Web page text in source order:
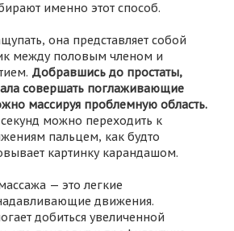
именно этот способ.
она представляет собой
между половым членом и
Добравшись до простаты,
совершать поглаживающие
массируя проблемную область.
секунд можно переходить к
пальцем, как будто
картинку карандашом.
— это легкие
движения.
добиться увеличенной